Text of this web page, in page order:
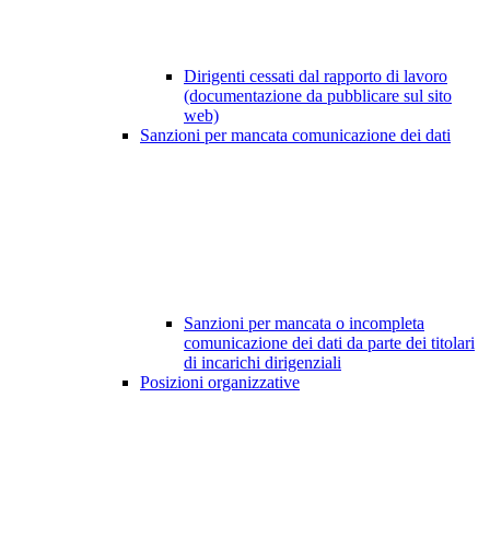
Dirigenti cessati dal rapporto di lavoro
(documentazione da pubblicare sul sito
web)
Sanzioni per mancata comunicazione dei dati
Sanzioni per mancata o incompleta
comunicazione dei dati da parte dei titolari
di incarichi dirigenziali
Posizioni organizzative